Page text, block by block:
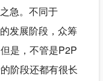
急。不同于
发展阶段，众筹
是，不管是P2P
阶段还都有很长